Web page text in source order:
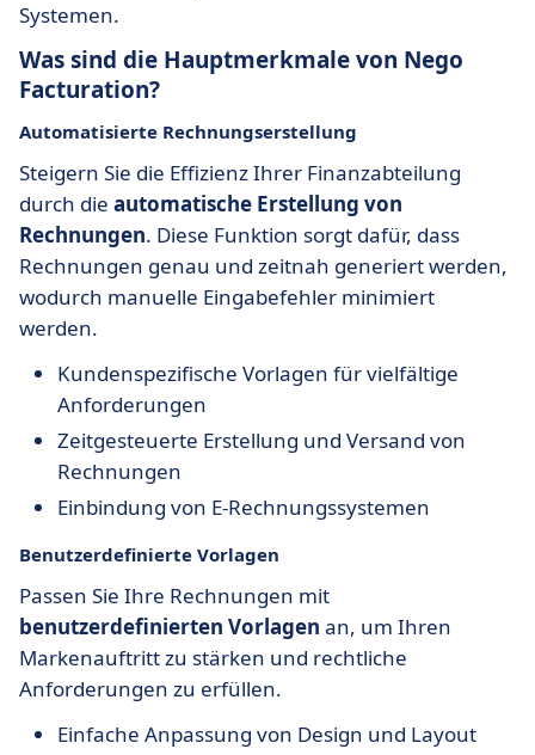
Systemen.
Was sind die Hauptmerkmale von Nego
Facturation?
Automatisierte Rechnungserstellung
Steigern Sie die Effizienz Ihrer Finanzabteilung
durch die automatische Erstellung von
Rechnungen. Diese Funktion sorgt dafür, dass
Rechnungen genau und zeitnah generiert werden,
wodurch manuelle Eingabefehler minimiert
werden.
Kundenspezifische Vorlagen für vielfältige
Anforderungen
Zeitgesteuerte Erstellung und Versand von
Rechnungen
Einbindung von E-Rechnungssystemen
Benutzerdefinierte Vorlagen
Passen Sie Ihre Rechnungen mit
benutzerdefinierten Vorlagen an, um Ihren
Markenauftritt zu stärken und rechtliche
Anforderungen zu erfüllen.
Einfache Anpassung von Design und Layout